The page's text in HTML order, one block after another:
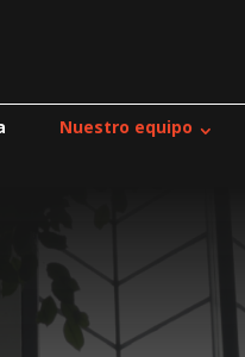
Nuestro equipo